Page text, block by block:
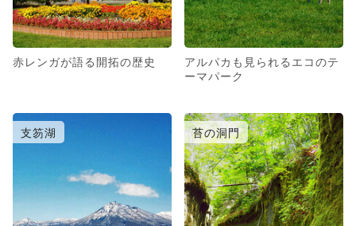
赤レンガが語る開拓の歴史
アルパカも見られるエコのテ
ーマパーク
支笏湖 苔の洞門